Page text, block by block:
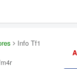
Info Tf1